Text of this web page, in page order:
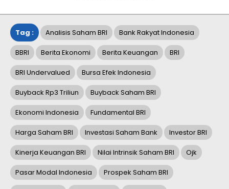
Tag : Analisis Saham BRI Bank Rakyat Indonesia
BBRI Berita Ekonomi Berita Keuangan BRI
BRI Undervalued Bursa Efek Indonesia
Buyback Rp3 Triliun Buyback Saham BRI
Ekonomi Indonesia Fundamental BRI
Harga Saham BRI Investasi Saham Bank Investor BRI
Kinerja Keuangan BRI Nilai Intrinsik Saham BRI Ojk
Pasar Modal Indonesia Prospek Saham BRI